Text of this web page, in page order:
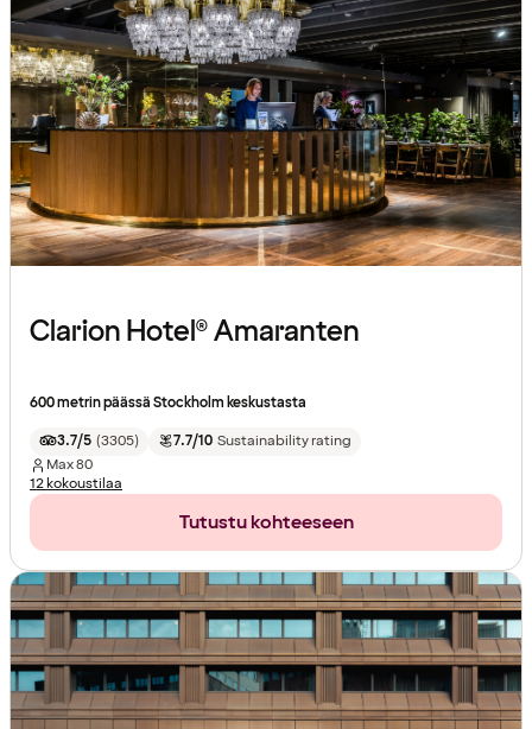
Clarion Hotel® Amaranten
600 metrin päässä Stockholm keskustasta
3.7/5 (3305) 7.7/10 Sustainability rating
Max80
12 kokoustilaa
Tutustu kohteeseen